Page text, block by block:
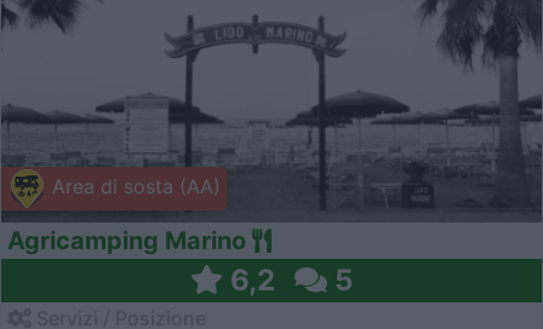
Area di sosta (AA)
Agricamping Marino
6,2 5